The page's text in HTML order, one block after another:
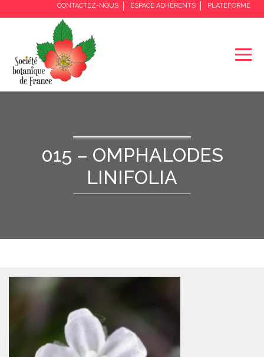
CONTACTEZ-NOUS ESPACE ADHÉRENTS PLATEFORME
015 – OMPHALODES
LINIFOLIA